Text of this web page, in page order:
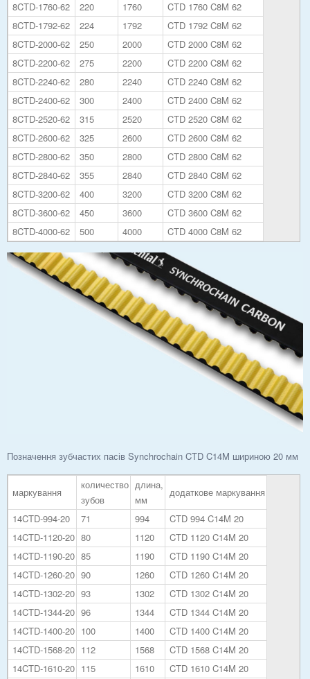
8CTD-1760-62 220 1760
CTD 1760 C8M 62
8CTD-1792-62
224 1792
CTD 1792 C8M 62
8CTD-2000-62
250 2000
CTD 2000 C8M 62
8CTD-2200-62
275 2200
CTD 2200 C8M 62
8CTD-2240-62
280 2240
CTD 2240 C8M 62
8CTD-2400-62
300 2400
CTD 2400 C8M 62
8CTD-2520-62
315 2520
CTD 2520 C8M 62
8CTD-2600-62
325 2600
CTD 2600 C8M 62
8CTD-2800-62
350 2800
CTD 2800 C8M 62
8CTD-2840-62
355 2840
CTD 2840 C8M 62
8CTD-3200-62
400 3200
CTD 3200 C8M 62
8CTD-3600-62
450 3600
CTD 3600 C8M 62
8CTD-4000-62
500 4000 CTD 4000 C8M 62
Позначення зубчастих пасів Synchrochain CTD C14M шириною 20 мм
маркування
количество
зубов
длина,
мм
додаткове маркування
14CTD-994-20
71 994
CTD 994 C14M 20
14CTD-1120-20 80 1120
CTD 1120 C14M 20
14CTD-1190-20 85 1190
CTD 1190 C14M 20
14CTD-1260-20 90 1260
CTD 1260 C14M 20
14CTD-1302-20 93 1302
CTD 1302 C14M 20
14CTD-1344-20 96 1344
CTD 1344 C14M 20
14CTD-1400-20 100 1400
CTD 1400 C14M 20
14CTD-1568-20 112 1568
CTD 1568 C14M 20
14CTD-1610-20 115 1610
CTD 1610 C14M 20